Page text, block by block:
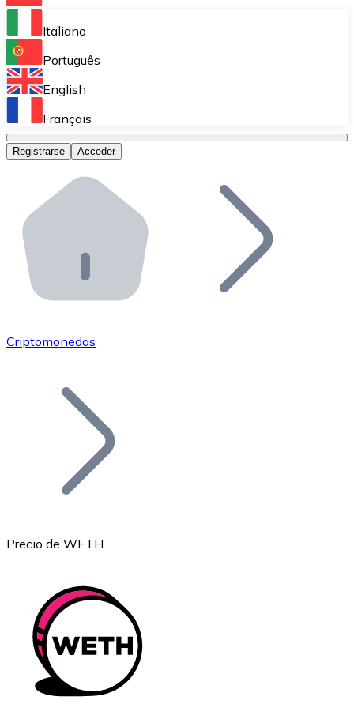
Bitnovo Ramp
Integra nuestra solución en tu plataforma.
Bitnovo Giftcards
Bitnovo OTC
Bitnovo ATM
Integra un ATM Bitnovo en tu negocio y permite que
Bitnovo API
Integra nuestra API en tu ecosistema.
Únete a nuestra red de distribuidores.
Añade tu proyecto a nuestro ecosistema.
Bitcoin
BTC
Italiano
Português
English
Français
Registrarse Acceder
Criptomonedas
Precio de WETH